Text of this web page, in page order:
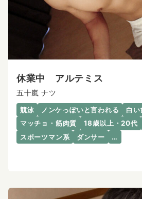
休業中 アルテミス
五十嵐 ナツ
競泳 ノンケっぽいと言われる
白い
マッチョ・筋肉質
18歳以上・20代
スポーツマン系
ダンサー …